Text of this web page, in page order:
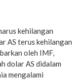
kehilangan
AS terus kehilangan
oleh IMF,
dolar AS didalam
mengalami